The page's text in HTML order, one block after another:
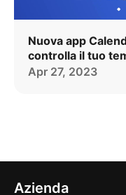
Nuova app
controlla il tuo
Apr 27, 2023
Azienda